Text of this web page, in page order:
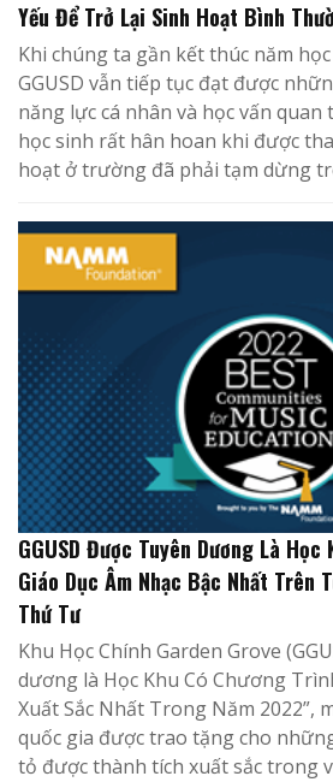
Yếu Để Trở Lại Sinh Hoạt Bình
Khi chúng ta gần kết thúc năm
GGUSD vẫn tiếp tục đạt được
năng lực cá nhân và học vấn
học sinh rất hân hoan khi được
hoạt ở trường đã phải tạm dừng
GGUSD Được Tuyên Dương Là
Giáo Dục Âm Nhạc Bậc Nhất Trên
Thứ Tư
Khu Học Chính Garden Grove
dương là Học Khu Có Chương
Xuất Sắc Nhất Trong Năm 2022”,
quốc gia được trao tặng cho
tỏ được thành tích xuất sắc trong